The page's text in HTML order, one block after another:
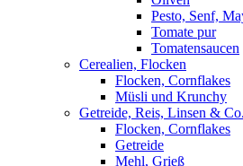
Pesto, Senf,
Tomate pur
Tomatensaucen
Cerealien, Flocken
Flocken, Cornflakes
Müsli und Krunchy
Getreide, Reis, Linsen & Co.
Flocken, Cornflakes
Getreide
Mehl, Grieß